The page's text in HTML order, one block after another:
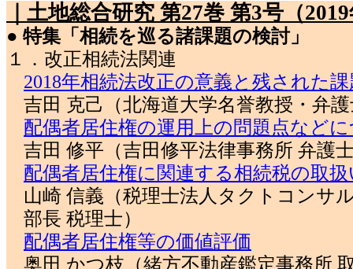
｜土地総合研究 第27巻 第3号（
● 特集「相続を巡る諸課題の検討」
１．改正相続法関連
2018年相続法改正の意義と残された課
吉田 克己（北海道大学名誉教授・弁
配偶者居住権の運用上の問題点など
吉田 修平（吉田修平法律事務所 弁護
配偶者居住権に関連する相続税の取扱
山崎 信義（税理士法人タクトコンサ
部長 税理士）
配偶者居住権等の価値評価
奥田 かつ枝（緒方不動産鑑定事務所